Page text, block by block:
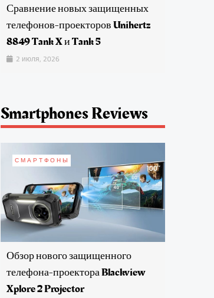
Сравнение новых защищенных
телефонов-проекторов Unihertz
8849 Tank X и Tank 5
2 июля, 2026
Smartphones Reviews
СМАРТФОНЫ
Обзор нового защищенного
телефона-проектора Blackview
Xplore 2 Projector